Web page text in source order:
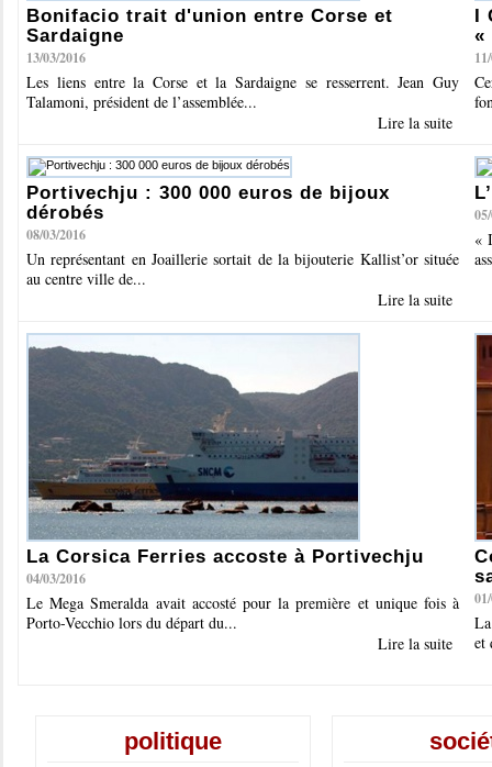
Bonifacio trait d'union entre Corse et
Sardaigne
13/03/2016
Les liens entre la Corse et la Sardaigne se resserrent. Jean Guy
Talamoni, président de l’assemblée...
Lire la suite
I
«
Portivechju : 300 000 euros de bijoux
dérobés
08/03/2016
Un représentant en Joaillerie sortait de la bijouterie Kallist’or située
au centre ville de...
Lire la suite
«
La Corsica Ferries accoste à Portivechju
04/03/2016
Le Mega Smeralda avait accosté pour la première et unique fois à
Porto-Vecchio lors du départ du...
Lire la suite
et
politique